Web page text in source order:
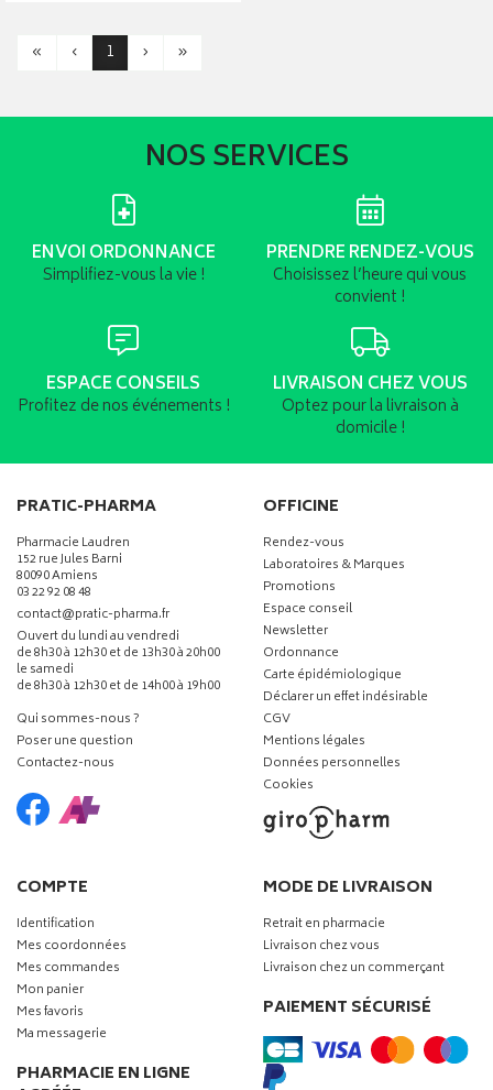
« ‹ 1 › »
NOS SERVICES
ENVOI ORDONNANCE
Simplifiez-vous la vie !
PRENDRE RENDEZ-VOUS
Choisissez l’heure qui vous
convient !
ESPACE CONSEILS
Profitez de nos événements !
LIVRAISON CHEZ VOUS
Optez pour la livraison à
domicile !
PRATIC-PHARMA
Pharmacie Laudren
152 rue Jules Barni
80090 Amiens
03 22 92 08 48
contact-
@-
pratic-pharma.fr
Ouvert du lundi au vendredi
de 8h30 à 12h30 et de 13h30 à 20h00
le samedi
de 8h30 à 12h30 et de 14h00 à 19h00
Qui sommes-nous ?
Poser une question
Contactez-nous
OFFICINE
Rendez-vous
Laboratoires & Marques
Promotions
Espace conseil
Newsletter
Ordonnance
Carte épidémiologique
Déclarer un effet indésirable
CGV
Mentions légales
Données personnelles
Cookies
COMPTE
Identification
Mes coordonnées
Mes commandes
Mon panier
Mes favoris
Ma messagerie
PHARMACIE EN LIGNE
MODE DE LIVRAISON
Retrait en pharmacie
Livraison chez vous
Livraison chez un commerçant
PAIEMENT SÉCURISÉ